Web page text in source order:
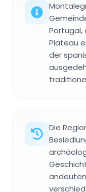
Portugal,
Plateau
der
Die